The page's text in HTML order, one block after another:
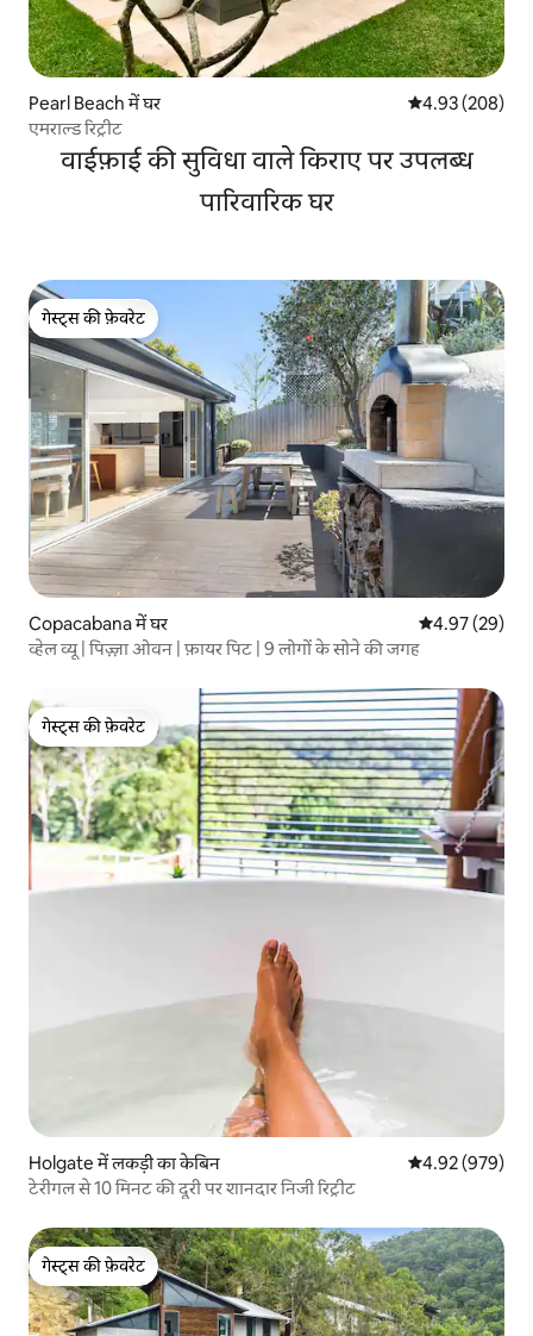
Pearl Beach में घर औसत रेटिंग 5 में से
4.93 (208)
एमराल्ड रिट्रीट
वाईफ़ाई की सुविधा वाले किराए पर उपलब्ध
पारिवारिक घर
गेस्ट्स की फ़ेवरेट
गेस्ट्स की फ़ेवरेट
Copacabana में घर औसत रेटिंग 5 में
4.97 (29)
व्हेल व्यू | पिज़्ज़ा ओवन | फ़ायर पिट | 9 लोगों के सोने की जगह
गेस्ट्स की फ़ेवरेट
गेस्ट्स की फ़ेवरेट
Holgate में लकड़ी का केबिन औसत रेटिंग 5 में से
4.92 (979)
टेरीगल से 10 मिनट की दूरी पर शानदार निजी रिट्रीट
गेस्ट्स की फ़ेवरेट
गेस्ट्स की फ़ेवरेट